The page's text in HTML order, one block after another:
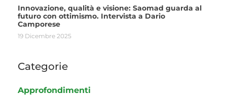
Innovazione, qualità e visione: Saomad guarda al
futuro con ottimismo. Intervista a Dario
Camporese
19 Dicembre 2025
Categorie
Approfondimenti